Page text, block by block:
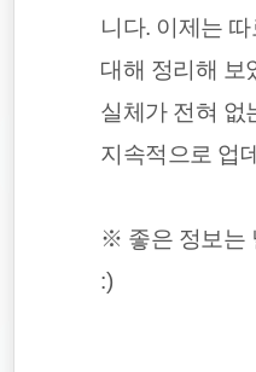
니다. 이제는
대해 정리해 보
실체가 전혀 없
지속적으로 업
※ 좋은 정보는
:)